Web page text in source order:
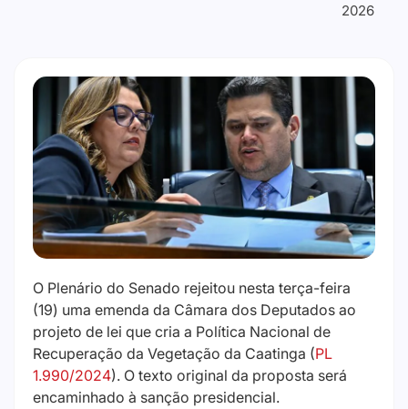
2026
O Plenário do Senado rejeitou nesta terça-feira
(19) uma emenda da Câmara dos Deputados ao
projeto de lei que cria a Política Nacional de
Recuperação da Vegetação da Caatinga (PL
1.990/2024). O texto original da proposta será
encaminhado à sanção presidencial.